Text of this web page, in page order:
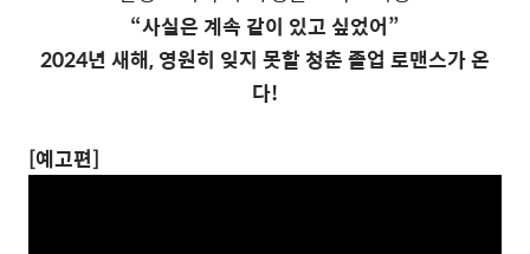
“사실은 계속 같이 있고 싶었어”
2024년 새해, 영원히 잊지 못할 청춘졸업 로맨스가 온
다!
[예고편]